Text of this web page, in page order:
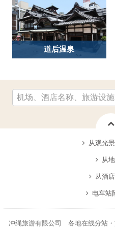
道后温泉
从观光
从
从酒
电车站
冲绳旅游有限公司 各地在线分站